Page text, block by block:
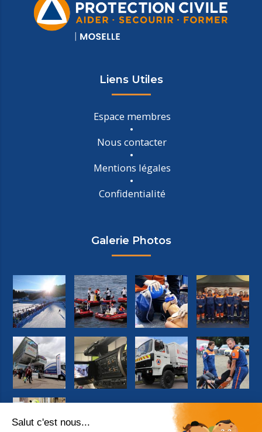
Liens Utiles
Espace membres
Nous contacter
Mentions légales
Confidentialité
Galerie Photos